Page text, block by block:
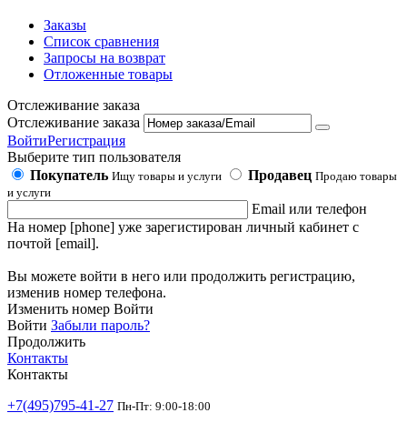
Заказы
Список сравнения
Запросы на возврат
Отложенные товары
Отслеживание заказа
Отслеживание заказа
ВойтиРегистрация
Выберите тип пользователя
Покупатель Ищу товары и услуги Продавец Продаю товары
и услуги
Email или телефон
На номер [phone] уже зарегистирован личный кабинет с
почтой [email].
Вы можете войти в него или продолжить регистрацию,
изменив номер телефона.
Изменить номер Войти
Войти Забыли пароль?
Продолжить
Контакты
Контакты
+7(495)795-41-27 Пн-Пт: 9:00-18:00